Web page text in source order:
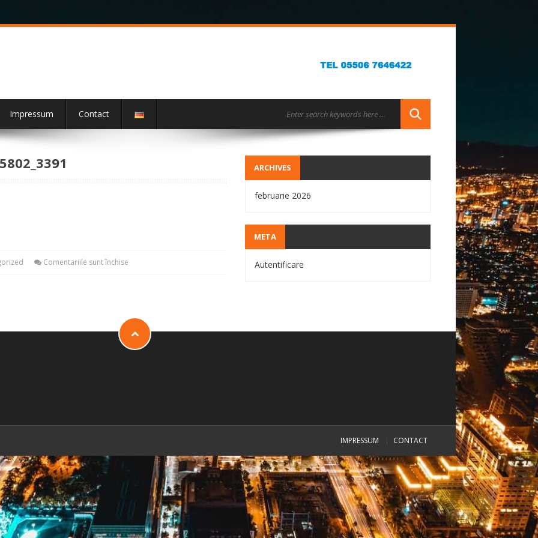
Impressum Contact
Comentariile sunt închise
ARCHIVES
februarie 2026
META
Autentificare
IMPRESSUM CONTACT